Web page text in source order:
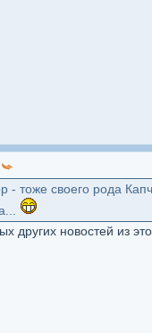
- тоже своего рода
других новостей из